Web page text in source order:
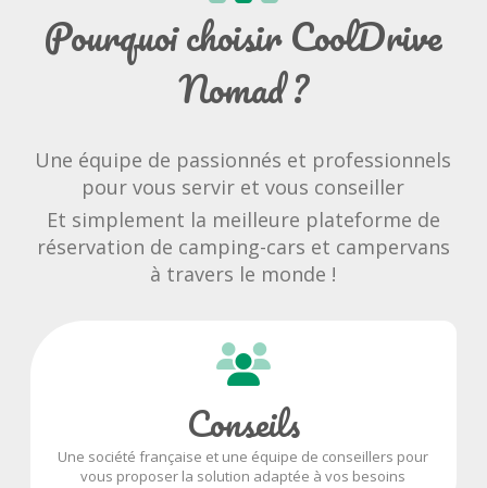
Pourquoi choisir CoolDrive
Nomad ?
Une équipe de passionnés et professionnels
pour vous servir et vous conseiller
Et simplement la meilleure plateforme de
réservation de camping-cars et campervans
à travers le monde !
Conseils
Une société française et une équipe de conseillers pour
vous proposer la solution adaptée à vos besoins